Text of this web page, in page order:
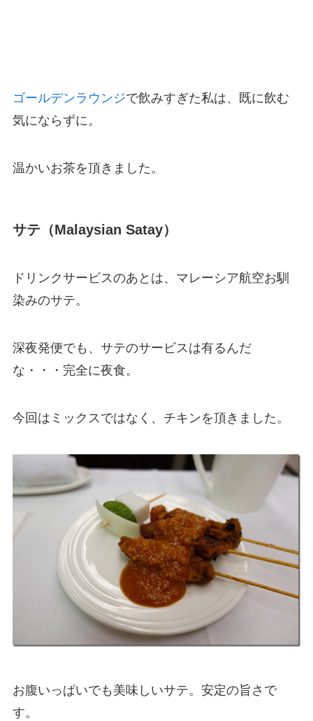
ゴールデンラウンジで飲みすぎた私は、既に飲む
気にならずに。
温かいお茶を頂きました。
サテ（Malaysian Satay）
ドリンクサービスのあとは、マレーシア航空お馴
染みのサテ。
深夜発便でも、サテのサービスは有るんだ
な・・・完全に夜食。
今回はミックスではなく、チキンを頂きました。
お腹いっぱいでも美味しいサテ。安定の旨さで
す。